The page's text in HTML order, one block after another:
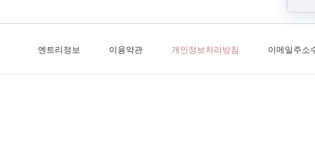
엔트리정보 이용약관 개인정보처리방침 이메일주소